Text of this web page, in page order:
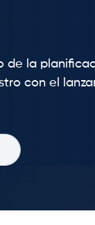
de la
con el